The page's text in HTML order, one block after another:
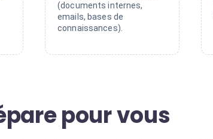
(documents internes,
emails, bases de
connaissances).
pour vous